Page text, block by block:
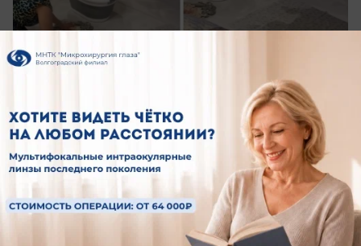
сегодня в 15:30 0